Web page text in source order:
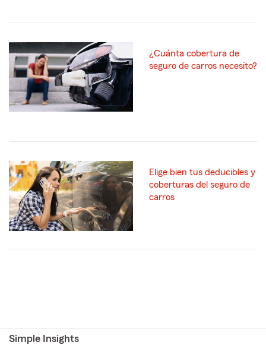
¿Cuánta cobertura de
seguro de carros necesito?
Elige bien tus deducibles y
coberturas del seguro de
carros
Simple Insights